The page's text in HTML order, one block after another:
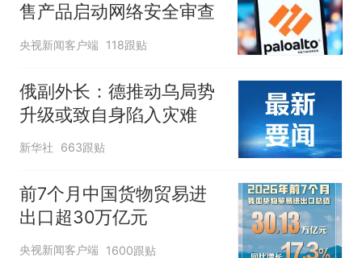
售产品启动网络安全审查
央视新闻客户端 118跟贴
俄副外长：德推动乌局势
升级或致自身陷入灾难
新华社 663跟贴
前7个月中国货物贸易进
出口超30万亿元
央视新闻客户端 1600跟贴